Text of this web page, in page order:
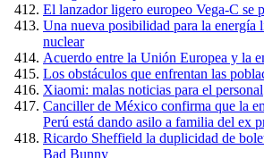
El lanzador ligero europeo Vega-C se
Una nueva posibilidad para la energía
nuclear
Acuerdo entre la Unión Europea y la
Los obstáculos que enfrentan las
Xiaomi: malas noticias para el personal
Canciller de México confirma que la
Perú está dando asilo a familia del ex
Ricardo Sheffield la duplicidad de
Bad Bunny